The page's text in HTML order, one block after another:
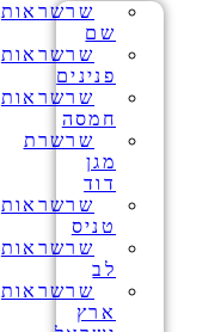
שרשראות
שם
שרשראות
פנינים
שרשראות
חמסה
שרשרת
מגן
דוד
שרשראות
טניס
שרשראות
לב
שרשראות
ארץ